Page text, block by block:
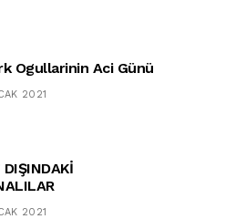
Ogullarinin Aci Günü
2021
DIŞINDAKİ
2021